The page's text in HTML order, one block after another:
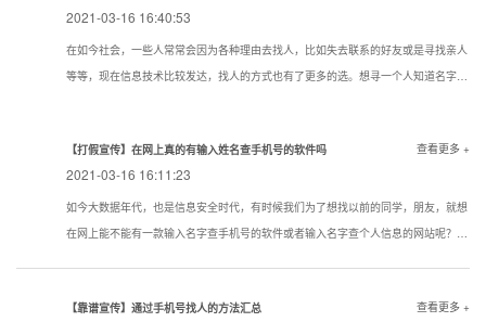
2021-03-16 16:40:53
在如今社会，一些人常常会因为各种理由去找人，比如失去联系的好友或是寻找亲人
等等，现在信息技术比较发达，找人的方式也有了更多的选。想寻一个人知道名字该
【打假宣传】在网上真的有输入姓名查手机号的软件吗
2021-03-16 16:11:23
查看更多 +
如今大数据年代，也是信息安全时代，有时候我们为了想找以前的同学，朋友，就想
在网上能不能有一款输入名字查手机号的软件或者输入名字查个人信息的网站呢？答
【靠谱宣传】通过手机号找人的方法汇总 查看更多 +